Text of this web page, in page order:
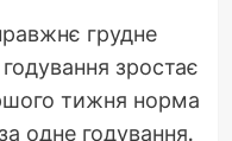
грудне
зростає
тижня норма
одне годування.